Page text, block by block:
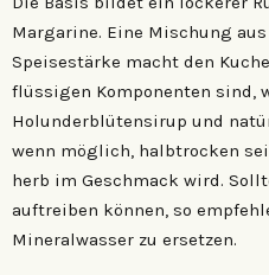
Margarine. Eine Mischung
Speisestärke macht den
flüssigen Komponenten sind,
Holunderblütensirup und
wenn möglich, halbtrocken
herb im Geschmack wird.
auftreiben können, so
Mineralwasser zu ersetzen.